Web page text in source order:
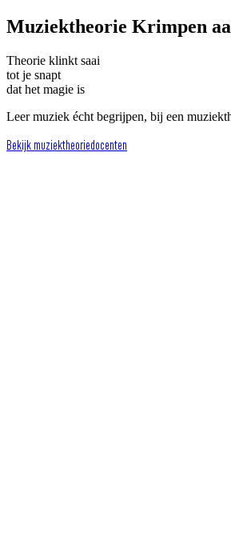
Muziektheorie Krimpen
Theorie klinkt saai
tot je snapt
dat het magie is
Leer muziek écht begrijpen, bij een
Bekijk muziektheoriedocenten